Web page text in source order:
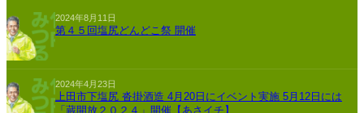
2024年8月11日
第４５回塩尻どんどこ祭 開催
2024年4月23日
上田市下塩尻 沓掛酒造 4月20日にイベント実施 5月12日には
「蔵開放２０２４」開催【あさイチ】